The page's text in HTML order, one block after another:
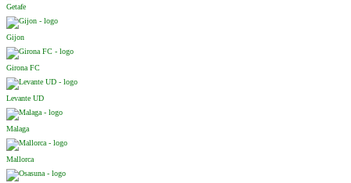
Getafe
Gijon
Girona FC
Levante UD
Malaga
Mallorca